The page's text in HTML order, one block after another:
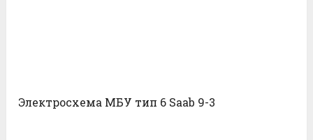
Электросхема МБУ тип 6 Saab 9-3